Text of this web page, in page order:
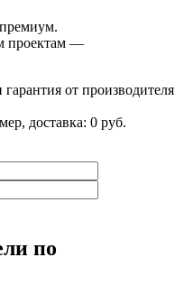
проектам —
гарантия от производителя
доставка: 0 руб.
по